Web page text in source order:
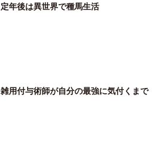
定年後は異世界で種馬生活
雑用付与術師が自分の最強に気付くまで